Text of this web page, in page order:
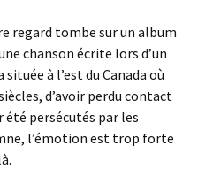
regard tombe sur un album
chanson écrite lors d’un
à l’est du Canada où
d’avoir perdu contact
été persécutés par les
l’émotion est trop forte